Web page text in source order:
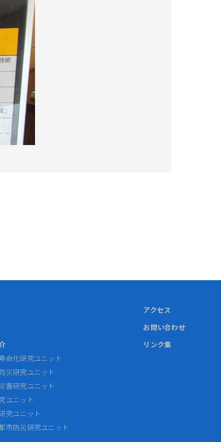
命化研究ユニット
災研究ユニット
害研究ユニット
ユニット
究ユニット
市防災研究ユニット
アクセス
お問い合わせ
リンク集